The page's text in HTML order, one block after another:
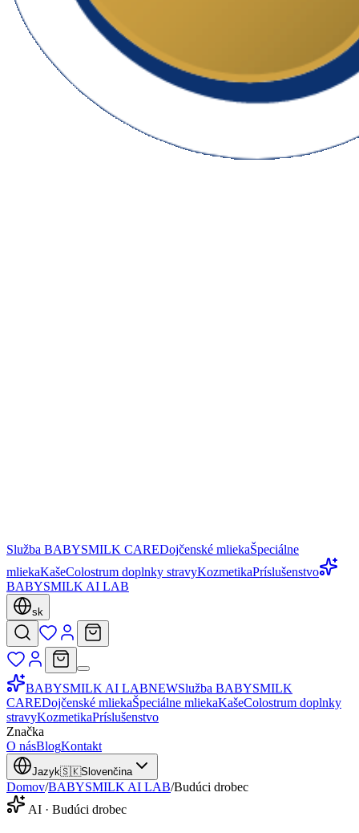
Služba BABYSMILK CAREDojčenské mliekaŠpeciálne
mliekaKašeColostrum doplnky stravyKozmetikaPríslušenstvo
BABYSMILK AI LAB
sk
BABYSMILK AI LABNEWSlužba BABYSMILK
CAREDojčenské mliekaŠpeciálne mliekaKašeColostrum doplnky
stravyKozmetikaPríslušenstvo
Značka
O násBlogKontakt
Jazyk🇸🇰Slovenčina
Domov/BABYSMILK AI LAB/Budúci drobec
AI · Budúci drobec